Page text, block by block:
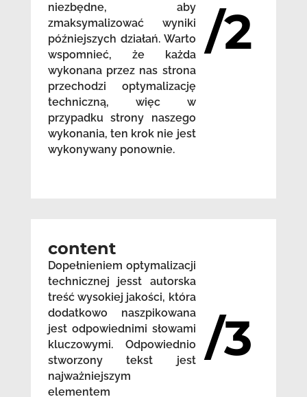
niezbędne, aby
zmaksymalizować wyniki
późniejszych działań. Warto
wspomnieć, że każda
wykonana przez nas strona
przechodzi optymalizację
techniczną, więc w
przypadku strony naszego
wykonania, ten krok nie jest
wykonywany ponownie.
/2
content
Dopełnieniem optymalizacji
technicznej jesst autorska
treść wysokiej jakości, która
dodatkowo naszpikowana
jest odpowiednimi słowami
kluczowymi. Odpowiednio
stworzony tekst jest
najważniejszym
elementem
/3